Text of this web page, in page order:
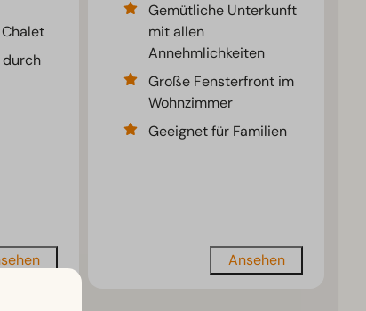
durch
Gemütliche Unterkunft
mit allen
Annehmlichkeiten
Große Fensterfront im
Wohnzimmer
Geeignet für Familien
Ansehen